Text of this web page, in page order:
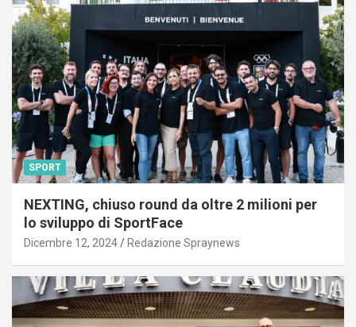
SPORT
NEXTING, chiuso round da oltre 2 milioni per
lo sviluppo di SportFace
Dicembre 12, 2024 Redazione Spraynews